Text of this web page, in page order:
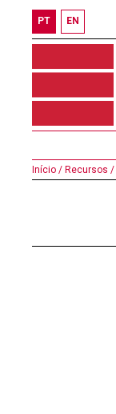
PT EN
Início / Recursos /